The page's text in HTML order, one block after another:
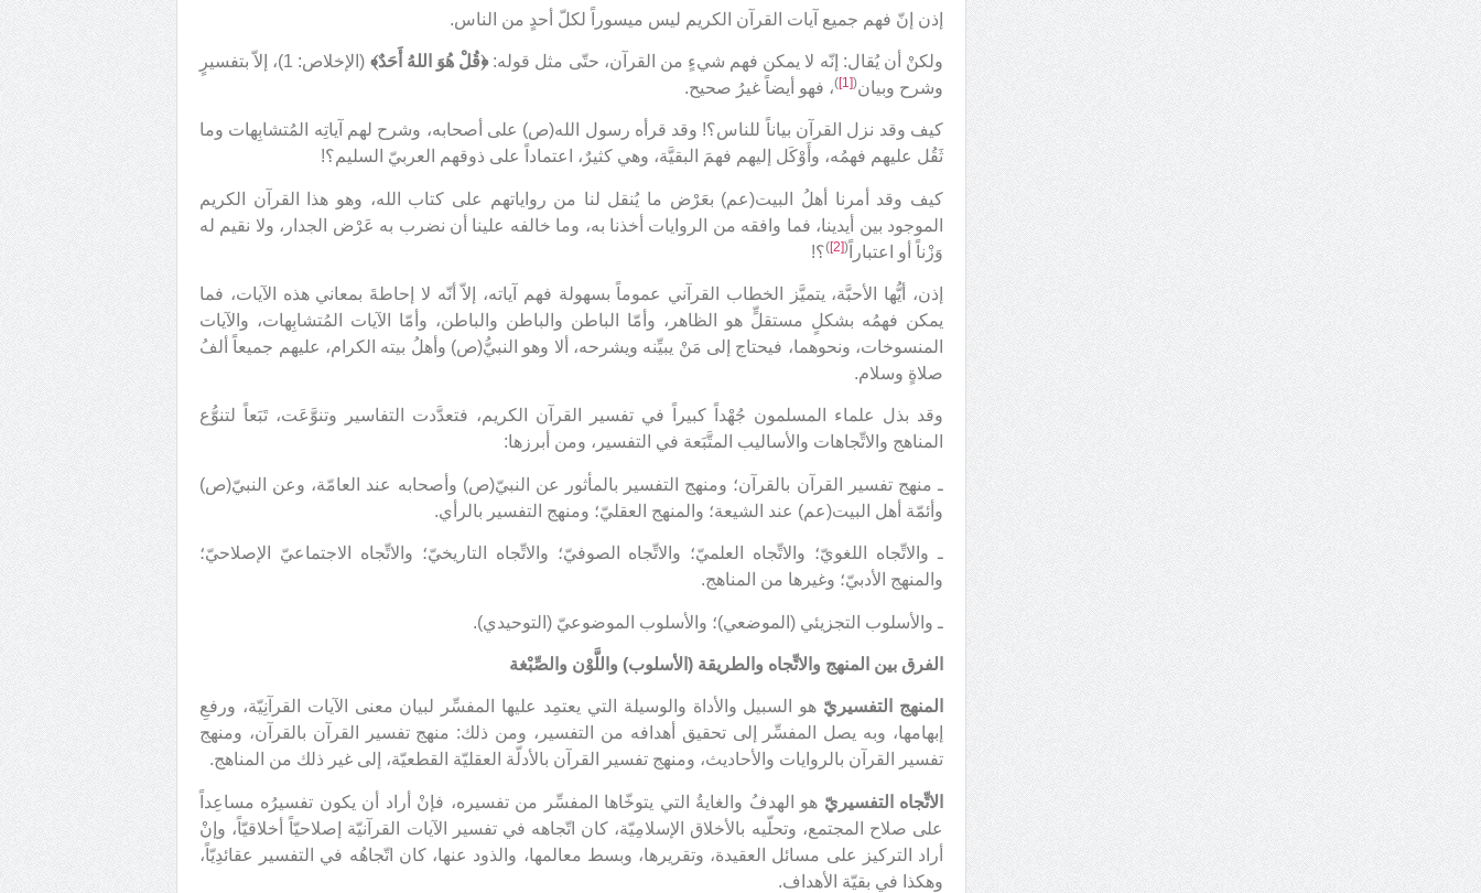
إذن إنّ فهم جميع آيات القرآن الكريم ليس ميسوراً لكلّ أحدٍ من الناس.
ولكنْ أن يُقال: إنّه لا يمكن فهم شيءٍ من القرآن، حتّى مثل قوله:﴿قُلْ هُوَ اللهُ أَحَدٌ﴾
(الإخلاص: 1)، إلاّ بتفسيرٍ
وشرح وبيان(
[1]
)، فهو أيضاً غيرُ صحيح.
كيف وقد نزل القرآن بياناً للناس؟! وقد قرأه رسول الله(ص) على أصحابه، وشرح لهم آياتِه المُتشابِهات وما
ثَقُل عليهم فهمُه، وأَوْكَل إليهم فهمَ البقيَّة، وهي كثيرٌ، اعتماداً على ذوقهم العربيّ السليم؟!
كيف وقد أمرنا أهلُ البيت(عم) بعَرْض ما يُنقل لنا من رواياتهم على كتاب الله، وهو هذا القرآن الكريم
الموجود بين أيدينا، فما وافقه من الروايات أخذنا به، وما خالفه علينا أن نضرب به عَرْض الجدار، ولا نقيم له
وَزْناً أو اعتباراً
(
[2]
)؟!
إذن، أيُّها الأحبَّة، يتميَّز الخطاب القرآني عموماً بسهولة فهم آياته، إلاّ أنّه لا إحاطةَ بمعاني هذه الآيات، فما
يمكن فهمُه بشكلٍ مستقلٍّ هو الظاهر، وأمّا الباطن والباطن والباطن، وأمّا الآيات المُتشابِهات، والآيات
المنسوخات، ونحوهما، فيحتاج إلى مَنْ يبيِّنه ويشرحه، ألا وهو النبيُّ(ص) وأهلُ بيته الكرام، عليهم جميعاً ألفُ
صلاةٍ وسلام.
وقد بذل علماء المسلمون جُهْداً كبيراً في تفسير القرآن الكريم، فتعدَّدت التفاسير وتنوَّعَت، تَبَعاً لتنوُّع
المناهج والاتِّجاهات والأساليب المتَّبَعة في التفسير، ومن أبرزها:
ـ منهج تفسير القرآن بالقرآن؛ ومنهج التفسير بالمأثور عن النبيّ(ص) وأصحابه عند العامّة، وعن النبيّ(ص)
وأئمّة أهل البيت(عم) عند الشيعة؛ والمنهج العقليّ؛ ومنهج التفسير بالرأي.
ـ والاتِّجاه اللغويّ؛ والاتِّجاه العلميّ؛ والاتِّجاه الصوفيّ؛ والاتِّجاه التاريخيّ؛ والاتِّجاه الاجتماعيّ الإصلاحيّ؛
والمنهج الأدبيّ؛ وغيرها من المناهج.
ـ والأسلوب التجزيئي (الموضعي)؛ والأسلوب الموضوعيّ (التوحيدي).
الفرق بين المنهج والاتِّجاه والطريقة (الأسلوب) واللَّوْن والصِّبْغة
المنهج التفسيريّ هو السبيل والأداة والوسيلة التي يعتمِد عليها المفسِّر لبيان معنى الآيات القرآنِيّة، ورفعِ
إبهامها، وبه يصل المفسِّر إلى تحقيق أهدافه من التفسير، ومن ذلك: منهج تفسير القرآن بالقرآن، ومنهج
تفسير القرآن بالروايات والأحاديث، ومنهج تفسير القرآن بالأدلّة العقليّة القطعيّة، إلى غير ذلك من المناهج.
الاتِّجاه التفسيريّ هو الهدفُ والغايةُ التي يتوخّاها المفسِّر من تفسيره، فإنْ أراد أن يكون تفسيرُه مساعِداً
على صلاح المجتمع، وتحلّيه بالأخلاق الإسلامِيّة، كان اتّجاهه في تفسير الآيات القرآنيّة إصلاحيّاً أخلاقيّاً، وإنْ
أراد التركيز على مسائل العقيدة، وتقريرها، وبسط معالمها، والذود عنها، كان اتّجاهُه في التفسير عقائدِيّاً،
وهكذا في بقيّة الأهداف.